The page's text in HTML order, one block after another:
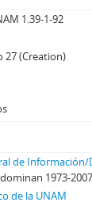
1.39-1-92
27 (Creation)
de
1973-
de la UNAM